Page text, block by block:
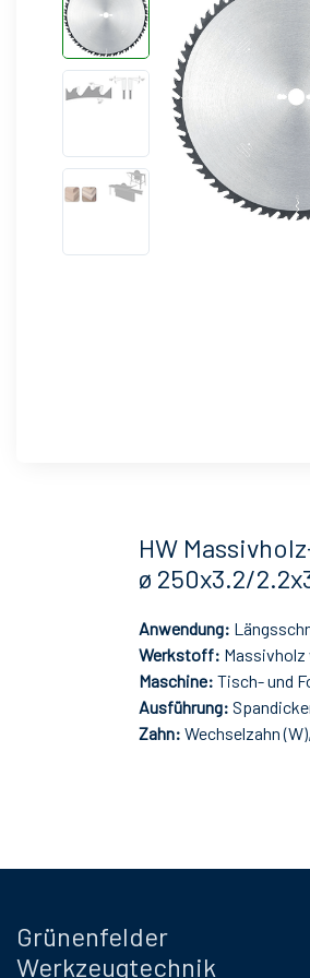
HW
ø 250x3.2/
Anwendung:
Werkstoff:
Maschine: Tisch- und
Ausführung:
Zahn: Wechselzahn
Grünenfelder
Werkzeugtechnik